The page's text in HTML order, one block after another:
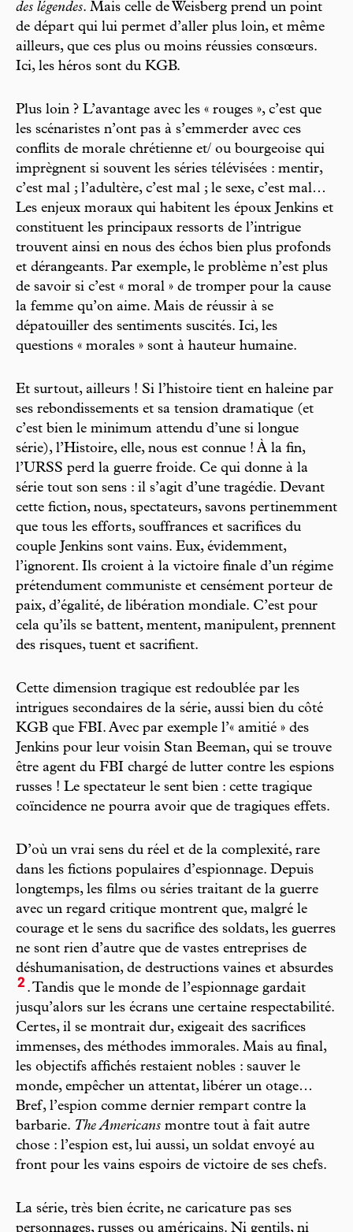
des légendes. Mais celle de Weisberg prend un point
de départ qui lui permet d’aller plus loin, et même
ailleurs, que ces plus ou moins réussies consœurs.
Ici, les héros sont du KGB.
Plus loin ? L’avantage avec les « rouges », c’est que
les scénaristes n’ont pas à s’emmerder avec ces
conflits de morale chrétienne et/ ou bourgeoise qui
imprègnent si souvent les séries télévisées : mentir,
c’est mal ; l’adultère, c’est mal ; le sexe, c’est mal…
Les enjeux moraux qui habitent les époux Jenkins et
constituent les principaux ressorts de l’intrigue
trouvent ainsi en nous des échos bien plus profonds
et dérangeants. Par exemple, le problème n’est plus
de savoir si c’est « moral » de tromper pour la cause
la femme qu’on aime. Mais de réussir à se
dépatouiller des sentiments suscités. Ici, les
questions « morales » sont à hauteur humaine.
Et surtout, ailleurs ! Si l’histoire tient en haleine par
ses rebondissements et sa tension dramatique (et
c’est bien le minimum attendu d’une si longue
série), l’Histoire, elle, nous est connue ! À la fin,
l’URSS perd la guerre froide. Ce qui donne à la
série tout son sens : il s’agit d’une tragédie. Devant
cette fiction, nous, spectateurs, savons pertinemment
que tous les efforts, souffrances et sacrifices du
couple Jenkins sont vains. Eux, évidemment,
l’ignorent. Ils croient à la victoire finale d’un régime
prétendument communiste et censément porteur de
paix, d’égalité, de libération mondiale. C’est pour
cela qu’ils se battent, mentent, manipulent, prennent
des risques, tuent et sacrifient.
Cette dimension tragique est redoublée par les
intrigues secondaires de la série, aussi bien du côté
KGB que FBI. Avec par exemple l’« amitié » des
Jenkins pour leur voisin Stan Beeman, qui se trouve
être agent du FBI chargé de lutter contre les espions
russes ! Le spectateur le sent bien : cette tragique
coïncidence ne pourra avoir que de tragiques effets.
D’où un vrai sens du réel et de la complexité, rare
dans les fictions populaires d’espionnage. Depuis
longtemps, les films ou séries traitant de la guerre
avec un regard critique montrent que, malgré le
courage et le sens du sacrifice des soldats, les guerres
ne sont rien d’autre que de vastes entreprises de
déshumanisation, de destructions vaines et absurdes
2 . Tandis que le monde de l’espionnage gardait
jusqu’alors sur les écrans une certaine respectabilité.
Certes, il se montrait dur, exigeait des sacrifices
immenses, des méthodes immorales. Mais au final,
les objectifs affichés restaient nobles : sauver le
monde, empêcher un attentat, libérer un otage…
Bref, l’espion comme dernier rempart contre la
barbarie. The Americans montre tout à fait autre
chose : l’espion est, lui aussi, un soldat envoyé au
front pour les vains espoirs de victoire de ses chefs.
La série, très bien écrite, ne caricature pas ses
personnages, russes ou américains. Ni gentils, ni